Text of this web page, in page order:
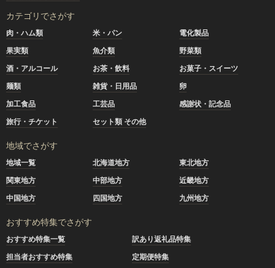
カテゴリでさがす
肉・ハム類 米・パン
電化製品
果実類
魚介類
野菜類
酒・アルコール
お茶・飲料
お菓子・スイーツ
麺類
雑貨・日用品
卵
加工食品
工芸品
感謝状・記念品
旅行・チケット
セット類 その他
地域でさがす
地域一覧 北海道地方
東北地方
関東地方
中部地方
近畿地方
中国地方
四国地方 九州地方
おすすめ特集でさがす
おすすめ特集一覧
訳あり返礼品特集
担当者おすすめ特集
定期便特集